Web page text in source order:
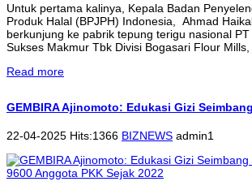
Untuk pertama kalinya, Kepala Badan
Produk Halal (BPJPH) Indonesia, Ahmad
berkunjung ke pabrik tepung terigu nasional
Sukses Makmur Tbk Divisi Bogasari Flour Mills,
Read more
GEMBIRA Ajinomoto: Edukasi Gizi
22-04-2025 Hits:1366 BIZNEWS admin1